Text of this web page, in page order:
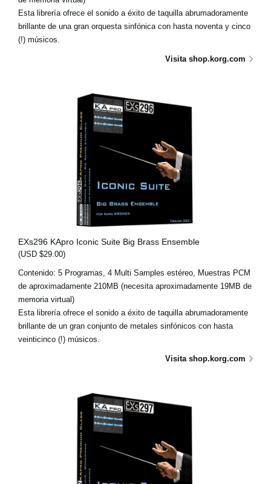
Esta librería ofrece el sonido a éxito de taquilla abrumadoramente
brillante de una gran orquesta sinfónica con hasta noventa y cinco
(!) músicos.
Visita shop.korg.com
EXs296 KApro Iconic Suite Big Brass Ensemble
(USD $29.00)
Contenido: 5 Programas, 4 Multi Samples estéreo, Muestras PCM
de aproximadamente 210MB (necesita aproximadamente 19MB de
memoria virtual)
Esta librería ofrece el sonido a éxito de taquilla abrumadoramente
brillante de un gran conjunto de metales sinfónicos con hasta
veinticinco (!) músicos.
Visita shop.korg.com